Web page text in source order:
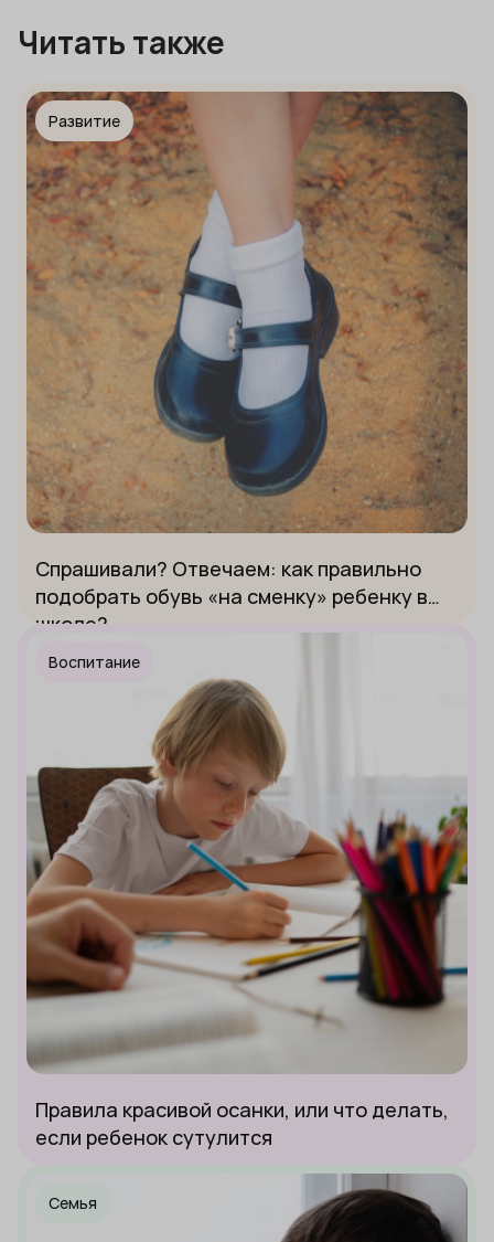
Читать также
Развитие
Спрашивали? Отвечаем: как правильно
подобрать обувь «на сменку» ребенку в
школе?
Воспитание
Правила красивой осанки, или что делать,
если ребенок сутулится
Семья